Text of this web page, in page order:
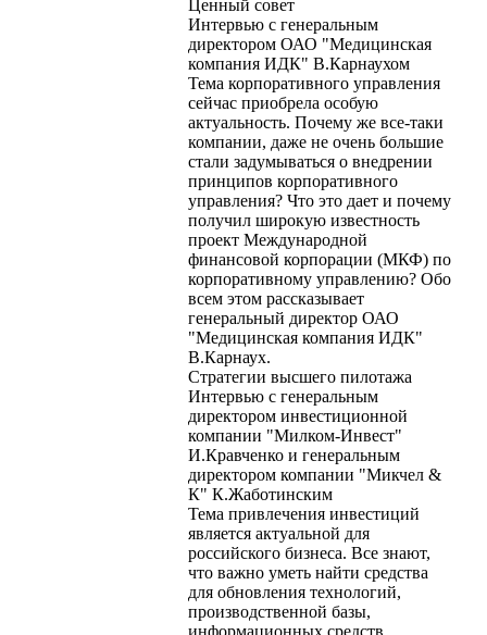
Ценный совет
Интервью с генеральным
директором ОАО "Медицинская
компания ИДК" В.Карнаухом
Тема корпоративного управления
сейчас приобрела особую
актуальность. Почему же все-таки
компании, даже не очень большие
стали задумываться о внедрении
принципов корпоративного
управления? Что это дает и почему
получил широкую известность
проект Международной
финансовой корпорации (МКФ) по
корпоративному управлению? Обо
всем этом рассказывает
генеральный директор ОАО
"Медицинская компания ИДК"
В.Карнаух.
Стратегии высшего пилотажа
Интервью с генеральным
директором инвестиционной
компании "Милком-Инвест"
И.Кравченко и генеральным
директором компании "Микчел &
К" К.Жаботинским
Тема привлечения инвестиций
является актуальной для
российского бизнеса. Все знают,
что важно уметь найти средства
для обновления технологий,
производственной базы,
информационных средств